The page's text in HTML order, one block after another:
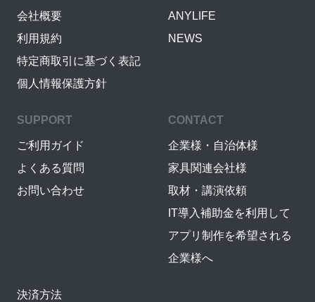
会社概要
利用規約
特定商取引に基づく表記
個人情報保護方針
ANYLIFE
NEWS
SUPPORT
ご利用ガイド
よくある質問
お問い合わせ
CONTACT
企業様・自治体様
家具関連会社様
取材・講演依頼
IT導入補助金を利用して
アプリ制作を希望される
企業様へ
決済方法